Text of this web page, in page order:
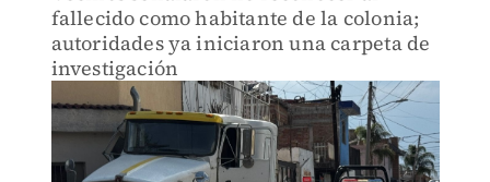
fallecido como habitante de la colonia;
autoridades ya iniciaron una carpeta de
investigación